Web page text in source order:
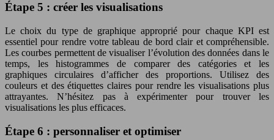
Étape 5 : créer les visualisations
Le choix du type de graphique approprié pour chaque KPI est
essentiel pour rendre votre tableau de bord clair et compréhensible.
Les courbes permettent de visualiser l’évolution des données dans le
temps, les histogrammes de comparer des catégories et les
graphiques circulaires d’afficher des proportions. Utilisez des
couleurs et des étiquettes claires pour rendre les visualisations plus
attrayantes. N’hésitez pas à expérimenter pour trouver les
visualisations les plus efficaces.
Étape 6 : personnaliser et optimiser